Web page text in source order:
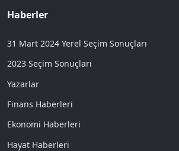
Haberler
31 Mart 2024 Yerel Seçim Sonuçları
2023 Seçim Sonuçları
Yazarlar
Finans Haberleri
Ekonomi Haberleri
Hayat Haberleri